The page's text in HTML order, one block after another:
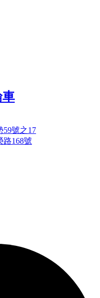
車
59號之17
路168號